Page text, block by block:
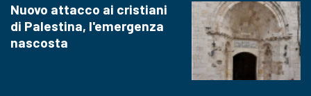
Nuovo attacco ai cristiani
di Palestina, l'emergenza
nascosta